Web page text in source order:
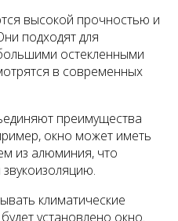
высокой прочностью и
подходят для
остекленными
в современных
преимущества
окно может иметь
из алюминия, что
климатические
установлено окно.